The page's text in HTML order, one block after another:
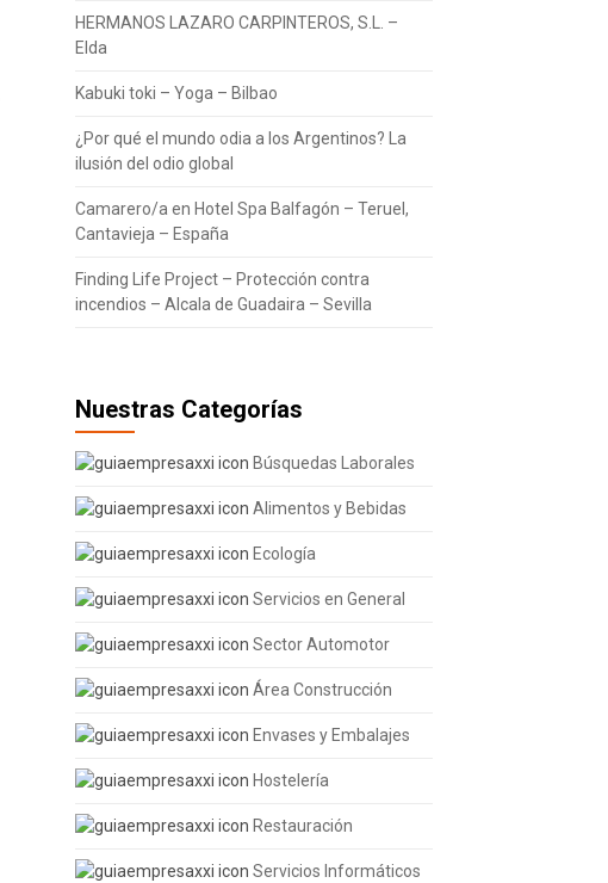
HERMANOS LAZARO CARPINTEROS, S.L. –
Elda
Kabuki toki – Yoga – Bilbao
¿Por qué el mundo odia a los Argentinos? La
ilusión del odio global
Camarero/a en Hotel Spa Balfagón – Teruel,
Cantavieja – España
Finding Life Project – Protección contra
incendios – Alcala de Guadaira – Sevilla
Nuestras Categorías
Búsquedas Laborales
Alimentos y Bebidas
Ecología
Servicios en General
Sector Automotor
Área Construcción
Envases y Embalajes
Hostelería
Restauración
Servicios Informáticos